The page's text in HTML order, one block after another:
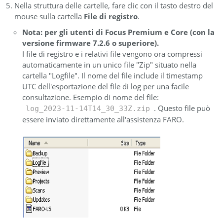
Nella struttura delle cartelle, fare clic con il tasto destro del
mouse sulla cartella File di registro.
Nota: per gli utenti di Focus Premium e Core (con la
versione firmware 7.2.6 o superiore).
I file di registro e i relativi file vengono ora compressi
automaticamente in un unico file "Zip" situato nella
cartella "Logfile". Il nome del file include il timestamp
UTC dell'esportazione del file di log per una facile
consultazione. Esempio di nome del file:
log_2023-11-14T14_30_33Z.zip . Questo file può
essere inviato direttamente all'assistenza FARO.